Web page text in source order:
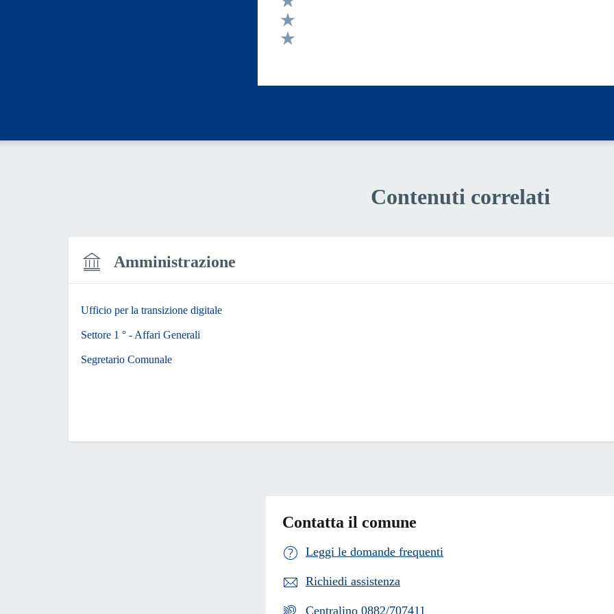
Valuta 3 stelle su 5
Valuta 2 stelle su 5
Contenuti correlati
Amministrazione
Ufficio per la transizione digitale
Settore 1 ° - Affari Generali
Segretario Comunale
Contatta il comune
Leggi le domande frequenti
Richiedi assistenza
Centralino 0882/707411